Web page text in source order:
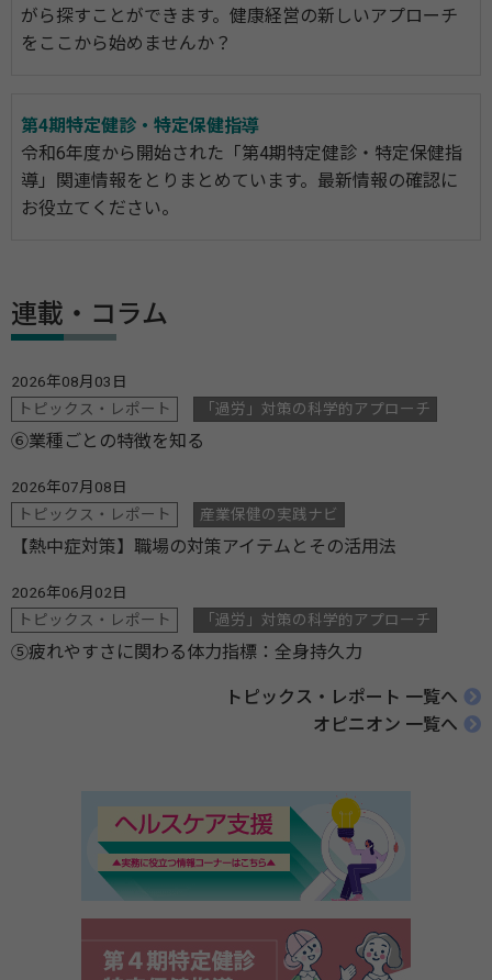
がら探すことができます。健康経営の新しいアプローチ
をここから始めませんか？
第4期特定健診・特定保健指導
令和6年度から開始された「第4期特定健診・特定保健指
導」関連情報をとりまとめています。最新情報の確認に
お役立てください。
連載・コラム
2026年08月03日
トピックス・レポート
「過労」対策の科学的アプローチ
⑥業種ごとの特徴を知る
2026年07月08日
トピックス・レポート
産業保健の実践ナビ
【熱中症対策】職場の対策アイテムとその活用法
2026年06月02日
トピックス・レポート
「過労」対策の科学的アプローチ
⑤疲れやすさに関わる体力指標：全身持久力
トピックス・レポート 一覧へ
オピニオン 一覧へ